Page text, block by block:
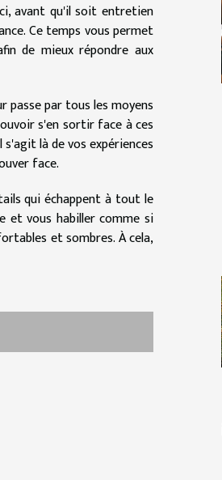
avant qu'il soit entretien
Ce temps vous permet
de mieux répondre aux
passe par tous les moyens
s'en sortir face à ces
là de vos expériences
face.
qui échappent à tout le
et vous habiller comme si
et sombres. À cela,